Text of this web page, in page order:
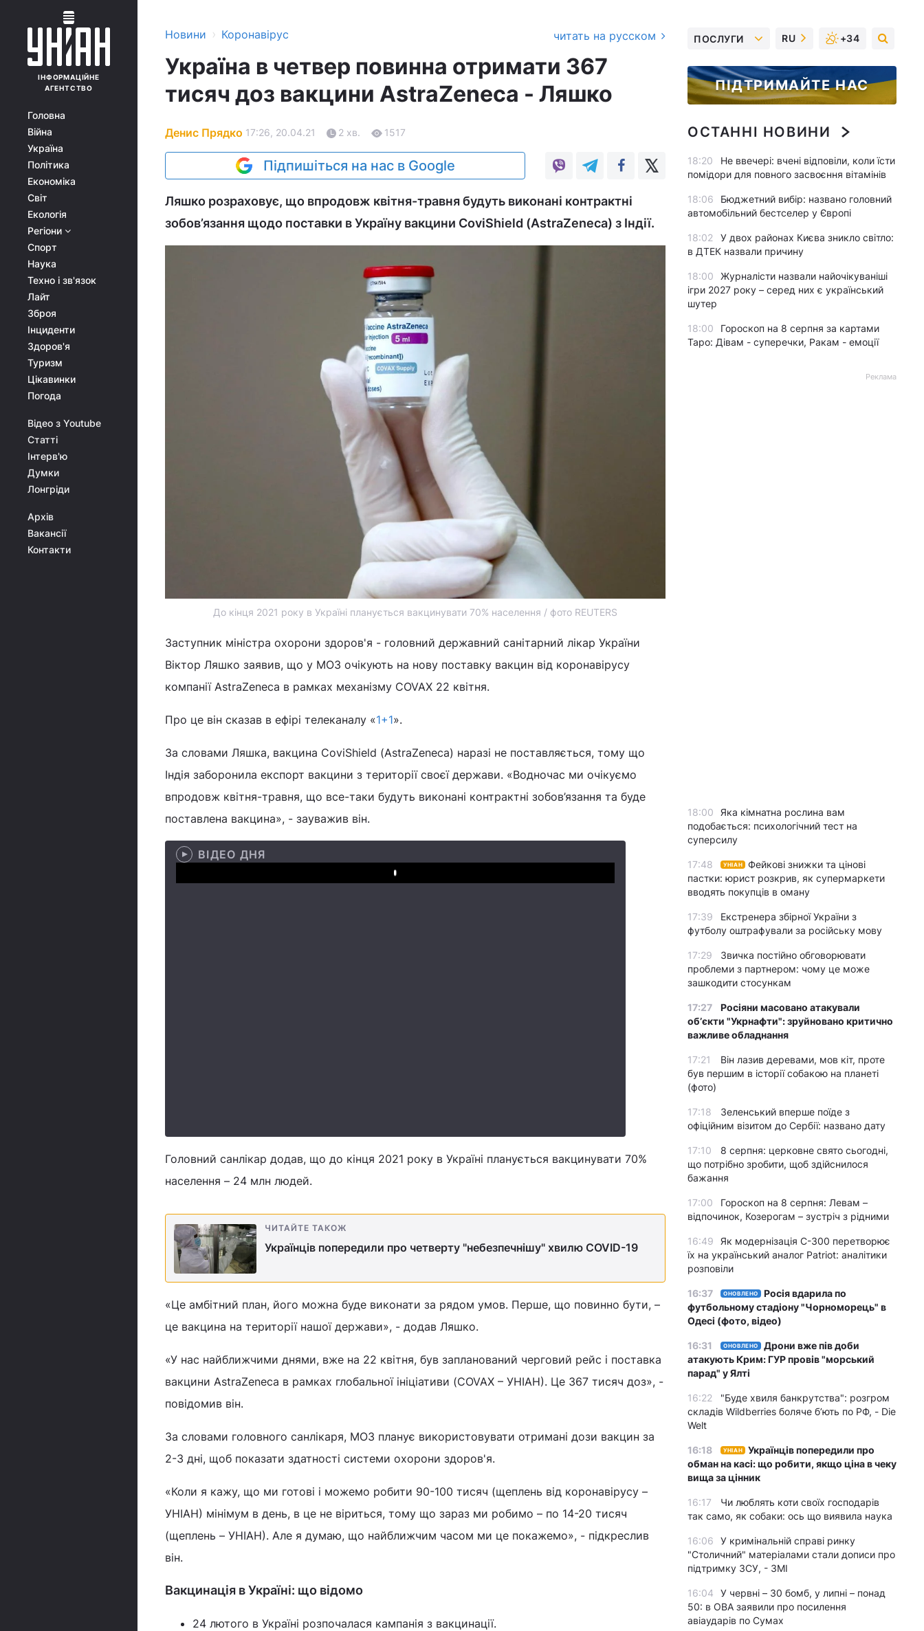
ІНФОРМАЦІЙНЕ
АГЕНТСТВО
Головна
Війна
Україна
Політика
Економіка
Світ
Екологія
Регіони
Спорт
Наука
Техно і зв'язок
Лайт
Зброя
Інциденти
Здоров'я
Туризм
Цікавинки
Погода
Відео з Youtube
Статті
Інтерв'ю
Думки
Лонгріди
Архів
Вакансії
Контакти
Новини › Коронавірус читать на русском
Україна в четвер повинна отримати 367
тисяч доз вакцини AstraZeneca - Ляшко
Денис Прядко 17:26, 20.04.21 2 хв. 1517
Підпишіться на нас в Google
Ляшко розраховує, що впродовж квітня-травня будуть виконані контрактні
зобов’язання щодо поставки в Україну вакцини CoviShield (AstraZeneca) з Індії.
До кінця 2021 року в Україні планується вакцинувати 70% населення / фото REUTERS
Заступник міністра охорони здоров'я - головний державний санітарний лікар України
Віктор Ляшко заявив, що у МОЗ очікують на нову поставку вакцин від коронавірусу
компанії AstraZeneca в рамках механізму COVAX 22 квітня.
Про це він сказав в ефірі телеканалу «1+1».
За словами Ляшка, вакцина CoviShield (AstraZeneca) наразі не поставляється, тому що
Індія заборонила експорт вакцини з території своєї держави. «Водночас ми очікуємо
впродовж квітня-травня, що все-таки будуть виконані контрактні зобов’язання та буде
поставлена вакцина», - зауважив він.
ВІДЕО ДНЯ
Play
Головний санлікар додав, що до кінця 2021 року в Україні планується вакцинувати 70%
населення – 24 млн людей.
ЧИТАЙТЕ ТАКОЖ
Українців попередили про четверту "небезпечнішу" хвилю COVID-19
«Це амбітний план, його можна буде виконати за рядом умов. Перше, що повинно бути, –
це вакцина на території нашої держави», - додав Ляшко.
«У нас найближчими днями, вже на 22 квітня, був запланований черговий рейс і поставка
вакцини AstraZeneca в рамках глобальної ініціативи (COVAX – УНІАН). Це 367 тисяч доз», -
повідомив він.
За словами головного санлікаря, МОЗ планує використовувати отримані дози вакцин за
2-3 дні, щоб показати здатності системи охорони здоров'я.
«Коли я кажу, що ми готові і можемо робити 90-100 тисяч (щеплень від коронавірусу –
УНІАН) мінімум в день, в це не віриться, тому що зараз ми робимо – по 14-20 тисяч
(щеплень – УНІАН). Але я думаю, що найближчим часом ми це покажемо», - підкреслив
він.
Вакцинація в Україні: що відомо
24 лютого в Україні розпочалася кампанія з вакцинації.
ПОСЛУГИ RU +34
ПІДТРИМАЙТЕ НАС
ОСТАННІ НОВИНИ
18:20
Не ввечері: вчені відповіли, коли їсти
помідори для повного засвоєння вітамінів
18:06
Бюджетний вибір: названо головний
автомобільний бестселер у Європі
18:02
У двох районах Києва зникло світло:
в ДТЕК назвали причину
18:00
Журналісти назвали найочікуваніші
ігри 2027 року – серед них є український
шутер
18:00
Гороскоп на 8 серпня за картами
Таро: Дівам - суперечки, Ракам - емоції
Реклама
18:00
Яка кімнатна рослина вам
подобається: психологічний тест на
суперсилу
17:48 УНІАН
Фейкові знижки та цінові
пастки: юрист розкрив, як супермаркети
вводять покупців в оману
17:39
Екстренера збірної України з
футболу оштрафували за російську мову
17:29
Звичка постійно обговорювати
проблеми з партнером: чому це може
зашкодити стосункам
17:27
Росіяни масовано атакували
обʼєкти "Укрнафти": зруйновано критично
важливе обладнання
17:21
Він лазив деревами, мов кіт, проте
був першим в історії собакою на планеті
(фото)
17:18
Зеленський вперше поїде з
офіційним візитом до Сербії: названо дату
17:10
8 серпня: церковне свято сьогодні,
що потрібно зробити, щоб здійснилося
бажання
17:00
Гороскоп на 8 серпня: Левам –
відпочинок, Козерогам – зустріч з рідними
16:49
Як модернізація С-300 перетворює
їх на український аналог Patriot: аналітики
розповіли
16:37 ОНОВЛЕНО
Росія вдарила по
футбольному стадіону "Чорноморець" в
Одесі (фото, відео)
16:31 ОНОВЛЕНО
Дрони вже пів доби
атакують Крим: ГУР провів "морський
парад" у Ялті
16:22
"Буде хвиля банкрутства": розгром
складів Wildberries боляче бʼють по РФ, - Die
Welt
16:18 УНІАН
Українців попередили про
обман на касі: що робити, якщо ціна в чеку
вища за цінник
16:17
Чи люблять коти своїх господарів
так само, як собаки: ось що виявила наука
16:06
У кримінальній справі ринку
"Столичний" матеріалами стали дописи про
підтримку ЗСУ, - ЗМІ
16:04
У червні – 30 бомб, у липні – понад
50: в ОВА заявили про посилення
авіаударів по Сумах